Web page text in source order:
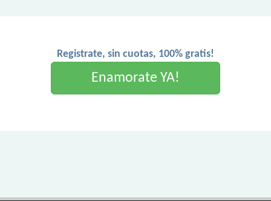
Registrate, sin cuotas, 100% gratis!
Enamorate YA!